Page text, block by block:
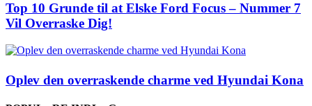
Top 10 Grunde til at Elske Ford Focus – Nummer 7
Vil Overraske Dig!
Oplev den overraskende charme ved Hyundai Kona